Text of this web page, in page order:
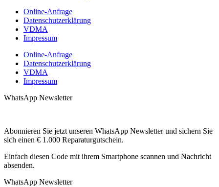
Online-Anfrage
Datenschutzerklärung
VDMA
Impressum
Online-Anfrage
Datenschutzerklärung
VDMA
Impressum
WhatsApp Newsletter
Abonnieren Sie jetzt unseren WhatsApp Newsletter und sichern Sie
sich einen € 1.000 Reparaturgutschein.
Einfach diesen Code mit ihrem Smartphone scannen und Nachricht
absenden.
WhatsApp Newsletter